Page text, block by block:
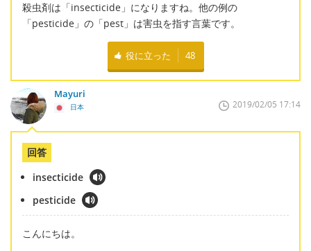
殺虫剤は「insecticide」になりますね。他の例の
「pesticide」の「pest」は害虫を指す言葉です。
役に立った 48
Mayuri
日本 2019/02/05 17:14
回答
insecticide
pesticide
こんにちは。